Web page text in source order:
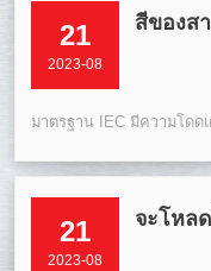
21
2023-08
สีของส
มาตรฐาน IEC มีความโดด
21
2023-08
จะโหล